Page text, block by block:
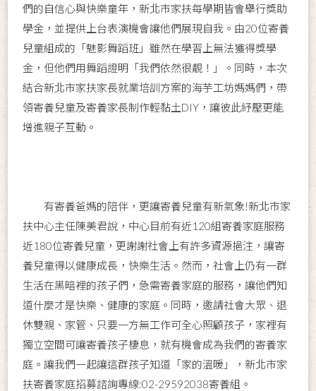
們的自信心與快樂童年，新北市家扶每學期皆會舉行獎助
學金，並提供上台表演機會讓他們展現自我。由20位寄養
兒童組成的「魅影舞蹈班」雖然在學習上無法獲得獎學
金，但他們用舞蹈證明「我們依然很靚！」。同時，本次
結合新北市家扶家長就業培訓方案的海芋工坊媽媽們，帶
領寄養兒童及寄養家長制作輕黏土DIY，讓彼此紓壓更能
增進親子互動。
有寄養爸媽的陪伴，更讓寄養兒童有新氣象!新北市家
扶中心主任陳美君說，中心目前有近120組寄養家庭服務
近180位寄養兒童，更謝謝社會上有許多資源挹注，讓寄
養兒童得以健康成長，快樂生活。然而，社會上仍有一群
生活在黑暗裡的孩子們，急需寄養家庭的服務，讓他們知
道什麼才是快樂、健康的家庭。同時，邀請社會大眾、退
休雙親、家管、只要一方無工作可全心照顧孩子，家裡有
獨立空間可讓寄養孩子棲息，就有機會成為我們的寄養家
庭。讓我們一起讓這群孩子知道「家的溫暖」，新北市家
扶寄養家庭招募諮詢專線:02-29592038寄養組。